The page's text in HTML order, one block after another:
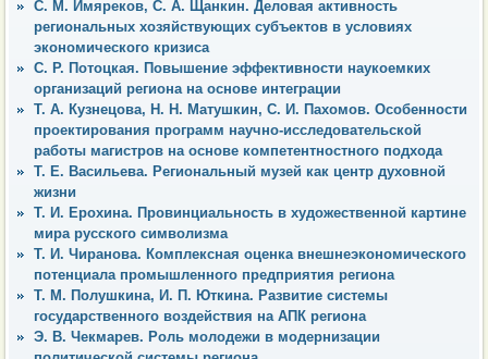
С. М. Имяреков, С. А. Щанкин. Деловая активность
региональных хозяйствующих субъектов в условиях
экономического кризиса
С. Р. Потоцкая. Повышение эффективности наукоемких
организаций региона на основе интеграции
Т. А. Кузнецова, Н. Н. Матушкин, С. И. Пахомов. Особенности
проектирования программ научно-исследовательской
работы магистров на основе компетентностного подхода
Т. Е. Васильева. Региональный музей как центр духовной
жизни
Т. И. Ерохина. Провинциальность в художественной картине
мира русского символизма
Т. И. Чиранова. Комплексная оценка внешнеэкономического
потенциала промышленного предприятия региона
Т. М. Полушкина, И. П. Юткина. Развитие системы
государственного воздействия на АПК региона
Э. В. Чекмарев. Роль молодежи в модернизации